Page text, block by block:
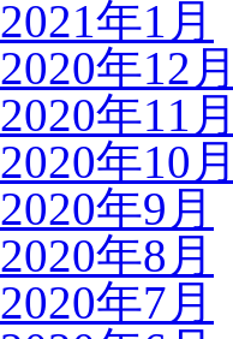
2021年1月
2020年12月
2020年11月
2020年10月
2020年9月
2020年8月
2020年7月